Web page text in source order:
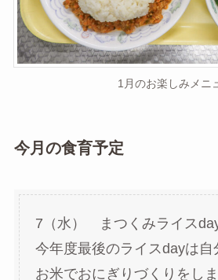
1月のお楽しみメニ
今月の食育予定
7（水） まつくみライス
今年度最後のライスdayは自
お米でおにぎりづくりをしま